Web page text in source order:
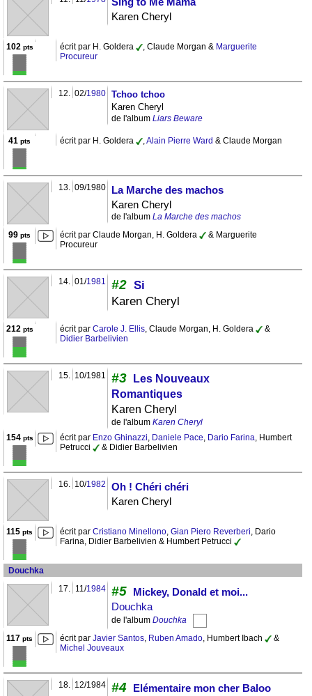
Karen Cheryl
102 pts écrit par H. Goldera , Claude Morgan & Marguerite
Procureur
12. 02/1980 Tchoo tchoo
Karen Cheryl
de l'album Liars Beware
41 pts écrit par H. Goldera ,Alain Pierre Ward & Claude Morgan
13. 09/1980
La Marche des machos
Karen Cheryl
de l'album La Marche des machos
99 pts écrit par Claude Morgan, H. Goldera
& Marguerite
Procureur
14. 01/1981 #2 Si
Karen Cheryl
212 pts écrit par Carole J. Ellis, Claude Morgan, H. Goldera
&
Didier Barbelivien
15. 10/1981 #3
Les Nouveaux
Romantiques
Karen Cheryl
de l'album Karen Cheryl
154pts écrit par Enzo Ghinazzi, Daniele Pace, Dario Farina, Humbert
Petrucci
& Didier Barbelivien
16. 10/1982
Oh ! Chéri chéri
Karen Cheryl
115 pts écrit par Cristiano Minellono, Gian Piero Reverberi, Dario
Farina, Didier Barbelivien & Humbert Petrucci
Douchka
17. 11/1984 #5 Mickey, Donald et moi...
Douchka
de l'album Douchka
117 pts écrit par Javier Santos, Ruben Amado, Humbert Ibach
&
Michel Jouveaux
18. 12/1984 #4 Elémentaire mon cher Baloo